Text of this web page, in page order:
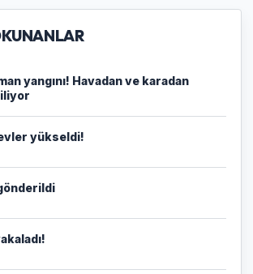
yangını! Havadan ve karadan
yükseldi!